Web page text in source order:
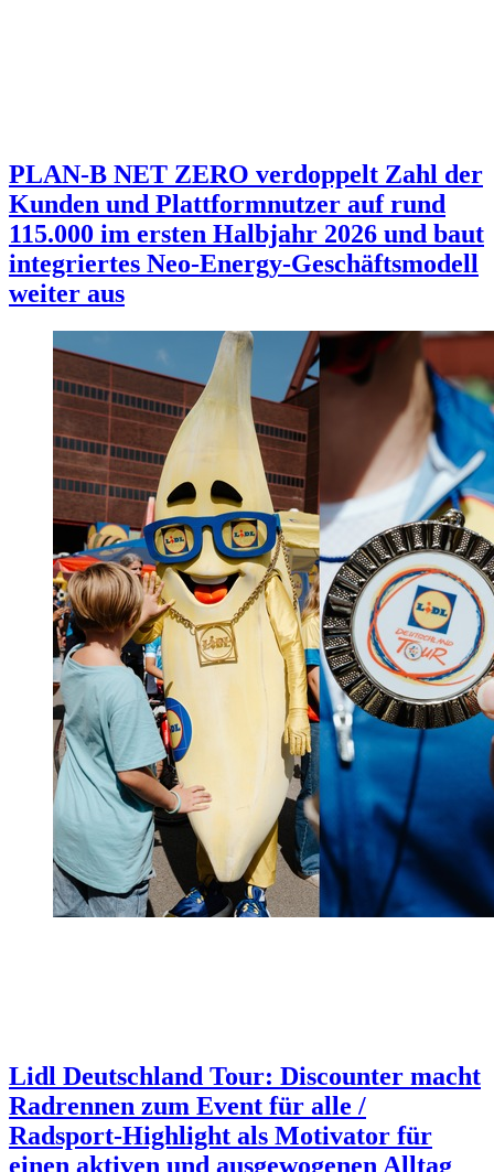
PLAN-B NET ZERO verdoppelt Zahl der
Kunden und Plattformnutzer auf rund
115.000 im ersten Halbjahr 2026 und baut
integriertes Neo-Energy-Geschäftsmodell
weiter aus
Lidl Deutschland Tour: Discounter macht
Radrennen zum Event für alle /
Radsport-Highlight als Motivator für
einen aktiven und ausgewogenen Alltag